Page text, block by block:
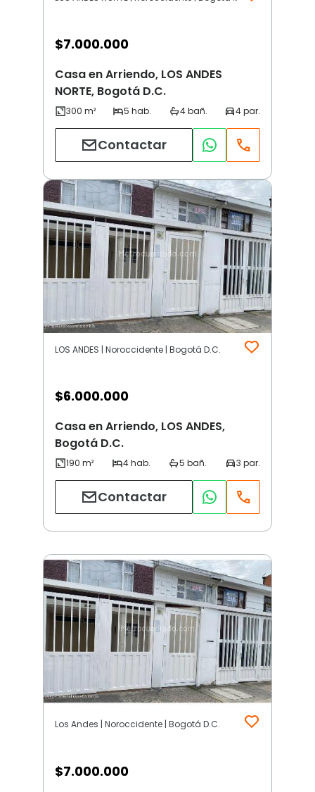
$7.000.000
Casa en Arriendo, LOS ANDES
NORTE, Bogotá D.C.
Contactar
LOS ANDES | Noroccidente | Bogotá D.C.
$6.000.000
Casa en Arriendo, LOS ANDES,
Bogotá D.C.
Contactar
Los Andes | Noroccidente | Bogotá D.C.
$7.000.000